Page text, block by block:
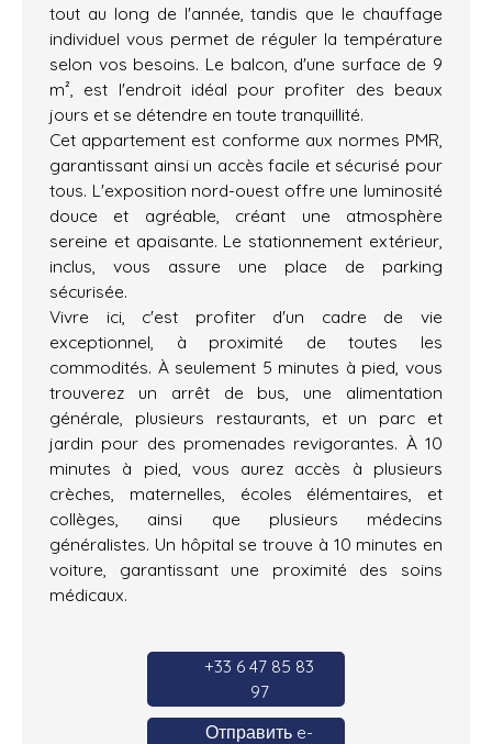
tout au long de l'année, tandis que le chauffage
individuel vous permet de réguler la température
selon vos besoins. Le balcon, d'une surface de 9
m², est l'endroit idéal pour profiter des beaux
jours et se détendre en toute tranquillité.
Cet appartement est conforme aux normes PMR,
garantissant ainsi un accès facile et sécurisé pour
tous. L'exposition nord-ouest offre une luminosité
douce et agréable, créant une atmosphère
sereine et apaisante. Le stationnement extérieur,
inclus, vous assure une place de parking
sécurisée.
Vivre ici, c'est profiter d'un cadre de vie
exceptionnel, à proximité de toutes les
commodités. À seulement 5 minutes à pied, vous
trouverez un arrêt de bus, une alimentation
générale, plusieurs restaurants, et un parc et
jardin pour des promenades revigorantes. À 10
minutes à pied, vous aurez accès à plusieurs
crèches, maternelles, écoles élémentaires, et
collèges, ainsi que plusieurs médecins
généralistes. Un hôpital se trouve à 10 minutes en
voiture, garantissant une proximité des soins
médicaux.
+33 6 47 85 83
97
Отправить e-